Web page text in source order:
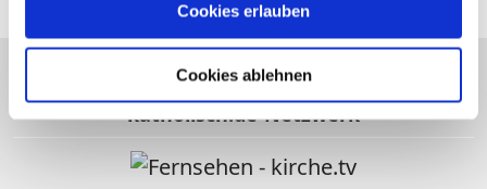
Cookies erlauben
Cookies ablehnen
katholisch.de-Netzwerk